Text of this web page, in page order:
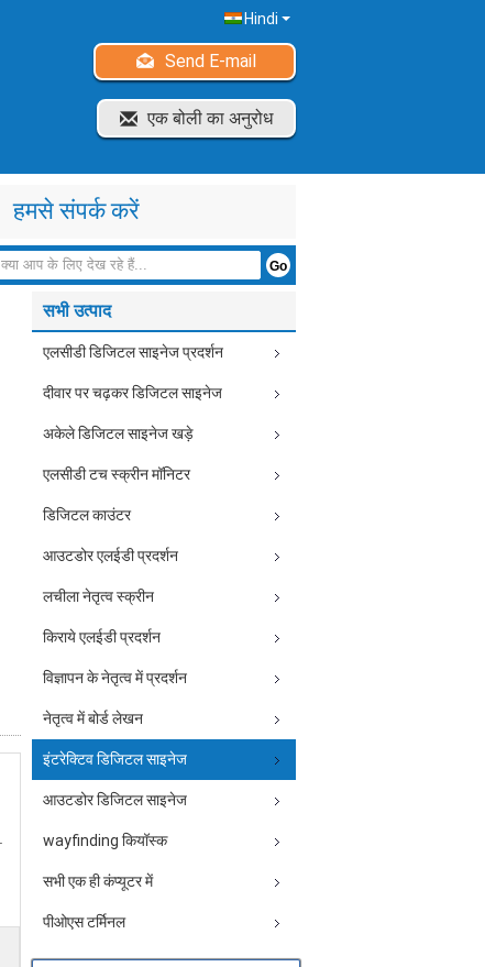
Hindi
Send E-mail
एक बोली का अनुरोध
हमसे संपर्क करें
सभी उत्पाद
एलसीडी डिजिटल साइनेज प्रदर्शन
दीवार पर चढ़कर डिजिटल साइनेज
अकेले डिजिटल साइनेज खड़े
एलसीडी टच स्क्रीन मॉनिटर
डिजिटल काउंटर
आउटडोर एलईडी प्रदर्शन
लचीला नेतृत्व स्क्रीन
किराये एलईडी प्रदर्शन
विज्ञापन के नेतृत्व में प्रदर्शन
नेतृत्व में बोर्ड लेखन
इंटरेक्टिव डिजिटल साइनेज
आउटडोर डिजिटल साइनेज
wayfinding कियॉस्क
सभी एक ही कंप्यूटर में
पीओएस टर्मिनल